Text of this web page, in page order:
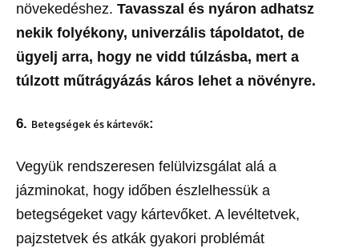
növekedéshez. Tavasszal és nyáron adhatsz
nekik folyékony, univerzális tápoldatot, de
ügyelj arra, hogy ne vidd túlzásba, mert a
túlzott műtrágyázás káros lehet a növényre.
6. Betegségek és kártevők:
Vegyük rendszeresen felülvizsgálat alá a
jázminokat, hogy időben észlelhessük a
betegségeket vagy kártevőket. A levéltetvek,
pajzstetvek és atkák gyakori problémát